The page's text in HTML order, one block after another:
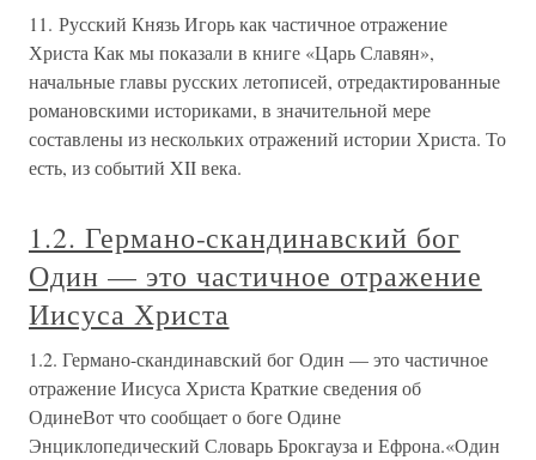
11. Русский Князь Игорь как частичное отражение
Христа Как мы показали в книге «Царь Славян»,
начальные главы русских летописей, отредактированные
романовскими историками, в значительной мере
составлены из нескольких отражений истории Христа. То
есть, из событий XII века.
1.2. Германо-скандинавский бог
Один — это частичное отражение
Иисуса Христа
1.2. Германо-скандинавский бог Один — это частичное
отражение Иисуса Христа Краткие сведения об
ОдинеВот что сообщает о боге Одине
Энциклопедический Словарь Брокгауза и Ефрона.«Один